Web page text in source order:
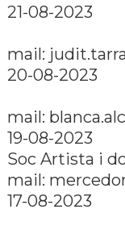
21-08-2023
mail:
20-08-2023
mail:
19-08-2023
Soc Artista i
mail:
17-08-2023